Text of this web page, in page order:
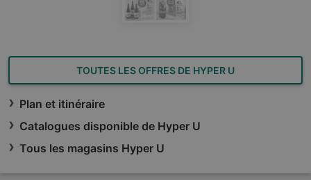
TOUTES LES OFFRES DE HYPER U
Plan et itinéraire
Catalogues disponible de Hyper U
Tous les magasins Hyper U